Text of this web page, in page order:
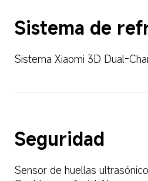
Sistema de
Sistema Xiaomi 3D Dual-
Seguridad
Sensor de huellas